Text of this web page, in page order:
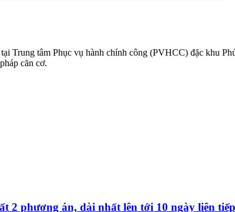
Trung tâm Phục vụ hành chính công (PVHCC) đặc khu
căn cơ.
2 phương án, dài nhất lên tới 10 ngày liên tiếp